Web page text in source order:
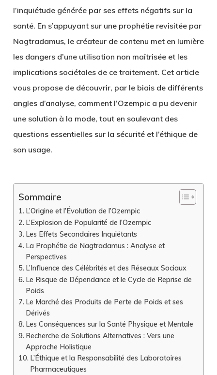
l’inquiétude générée par ses effets négatifs sur la
santé. En s’appuyant sur une prophétie revisitée par
Nagtradamus, le créateur de contenu met en lumière
les dangers d’une utilisation non maîtrisée et les
implications sociétales de ce traitement. Cet article
vous propose de découvrir, par le biais de différents
angles d’analyse, comment l’Ozempic a pu devenir
une solution à la mode, tout en soulevant des
questions essentielles sur la sécurité et l’éthique de
son usage.
Sommaire
L’Origine et l’Évolution de l’Ozempic
L’Explosion de Popularité de l’Ozempic
Les Effets Secondaires Inquiétants
La Prophétie de Nagtradamus : Analyse et
Perspectives
L’Influence des Célébrités et des Réseaux Sociaux
Le Risque de Dépendance et le Cycle de Reprise de
Poids
Le Marché des Produits de Perte de Poids et ses
Dérivés
Les Conséquences sur la Santé Physique et Mentale
Recherche de Solutions Alternatives : Vers une
Approche Holistique
L’Éthique et la Responsabilité des Laboratoires
Pharmaceutiques